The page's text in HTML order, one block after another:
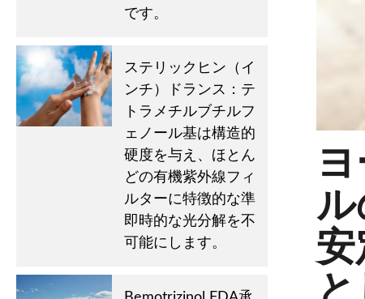
です。
ステリックヒン（イ
ンチ）ドランス：テ
トラメチルブチルフ
ェノール基は構造的
硬度を与え、ほとん
どの有機紫外線フィ
ルターに特徴的な準
即時的な光分解を不
可能にします。